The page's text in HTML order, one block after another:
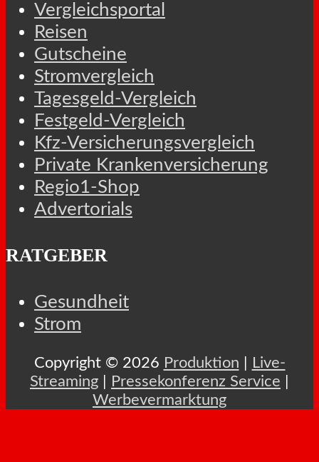
Vergleichsportal
Reisen
Gutscheine
Stromvergleich
Tagesgeld-Vergleich
Festgeld-Vergleich
Kfz-Versicherungsvergleich
Private Krankenversicherung
Regio1-Shop
Advertorials
RATGEBER
Gesundheit
Strom
Copyright © 2026 Produktion
Live-
Streaming
Pressekonferenz Service
Werbevermarktung